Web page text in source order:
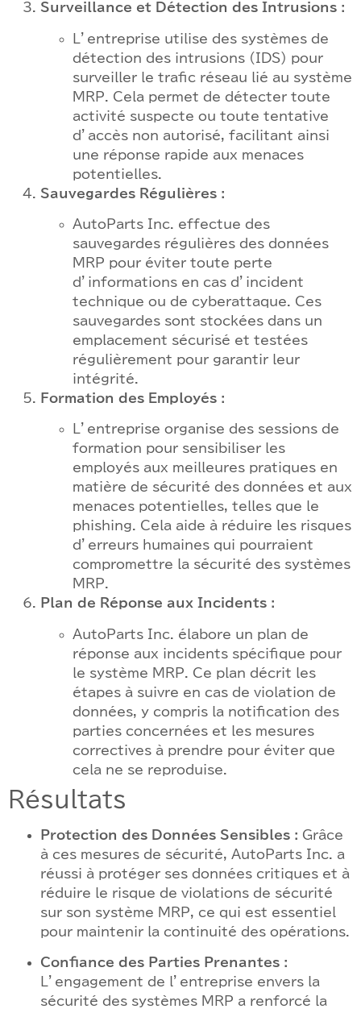
Surveillance et Détection des Intrusions :
L’entreprise utilise des systèmes de
détection des intrusions (IDS) pour
surveiller le trafic réseau lié au système
MRP. Cela permet de détecter toute
activité suspecte ou toute tentative
d’accès non autorisé, facilitant ainsi
une réponse rapide aux menaces
potentielles.
Sauvegardes Régulières :
AutoParts Inc. effectue des
sauvegardes régulières des données
MRP pour éviter toute perte
d’informations en cas d’incident
technique ou de cyberattaque. Ces
sauvegardes sont stockées dans un
emplacement sécurisé et testées
régulièrement pour garantir leur
intégrité.
Formation des Employés :
L’entreprise organise des sessions de
formation pour sensibiliser les
employés aux meilleures pratiques en
matière de sécurité des données et aux
menaces potentielles, telles que le
phishing. Cela aide à réduire les risques
d’erreurs humaines qui pourraient
compromettre la sécurité des systèmes
MRP.
Plan de Réponse aux Incidents :
AutoParts Inc. élabore un plan de
réponse aux incidents spécifique pour
le système MRP. Ce plan décrit les
étapes à suivre en cas de violation de
données, y compris la notification des
parties concernées et les mesures
correctives à prendre pour éviter que
cela ne se reproduise.
Résultats
Protection des Données Sensibles : Grâce
à ces mesures de sécurité, AutoParts Inc. a
réussi à protéger ses données critiques et à
réduire le risque de violations de sécurité
sur son système MRP, ce qui est essentiel
pour maintenir la continuité des opérations.
Confiance des Parties Prenantes :
L’engagement de l’entreprise envers la
sécurité des systèmes MRP a renforcé la